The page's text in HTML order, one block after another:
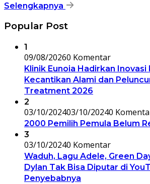
Selengkapnya
Popular Post
1
09/08/20260 Komentar
Klinik Eunoia Hadirkan
Kecantikan Alami dan
Treatment 2026
2
03/10/202403/10/20240
2000 Pemilih Pemula Belum
3
03/10/20240 Komentar
Waduh, Lagu Adele, Green
Dylan Tak Bisa Diputar di
Penyebabnya